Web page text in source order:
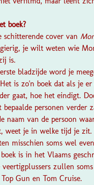
boek?
cover van
je wilt weten wie
is.
bladzijde word je
is zo'n boek dat als je
gaat, hoe het eindigt.
personen
naam van de persoon
weet je in welke tijd je
misschien soms wel
is in het Vlaams
zullen
Gun en Tom Cruise.